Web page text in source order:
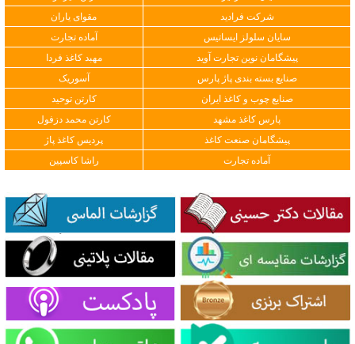
شرکت فرادید
مقوای یاران
سایان سلولز ایساتیس
آماده تجارت
پیشگامان نوین تجارت آوید
مهبد کاغذ فردا
صنایع بسته بندی پاژ پارس
آسوریک
صنایع چوب و کاغذ ایران
کارتن توحید
پارس کاغذ مشهد
کارتن محمد دزفول
پیشگامان صنعت کاغذ
پردیس کاغذ پاژ
آماده تجارت
راشا کاسپین